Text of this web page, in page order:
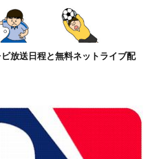
放送日程と無料ネットライブ配